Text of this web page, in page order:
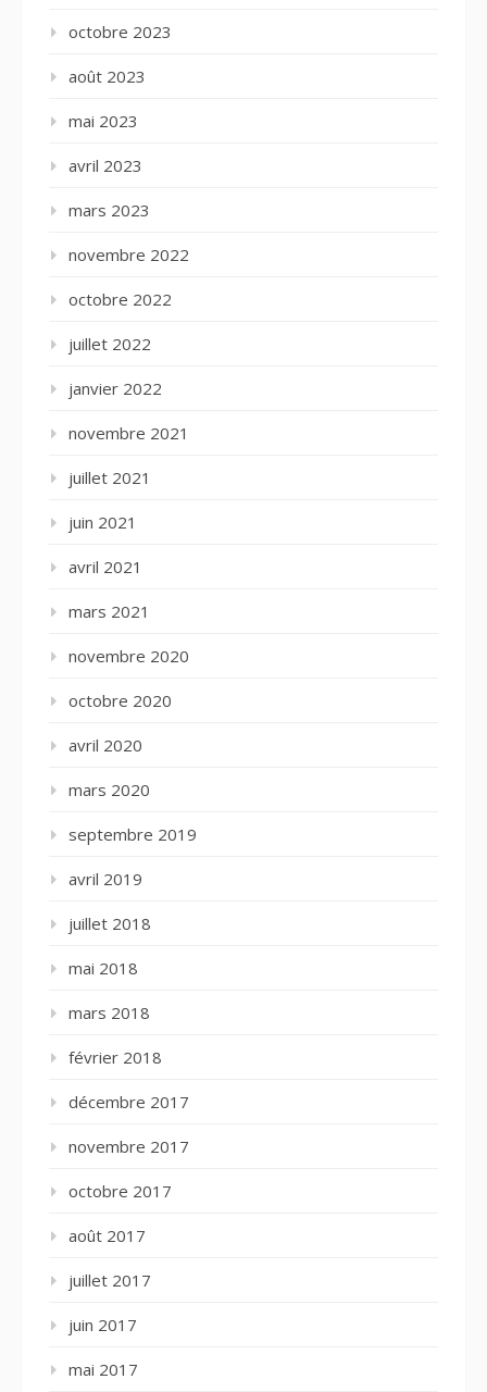
octobre 2023
août 2023
mai 2023
avril 2023
mars 2023
novembre 2022
octobre 2022
juillet 2022
janvier 2022
novembre 2021
juillet 2021
juin 2021
avril 2021
mars 2021
novembre 2020
octobre 2020
avril 2020
mars 2020
septembre 2019
avril 2019
juillet 2018
mai 2018
mars 2018
février 2018
décembre 2017
novembre 2017
octobre 2017
août 2017
juillet 2017
juin 2017
mai 2017